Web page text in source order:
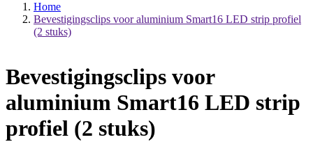
Home
Bevestigingsclips voor aluminium Smart16 LED strip profiel
(2 stuks)
Bevestigingsclips voor
aluminium Smart16 LED strip
profiel (2 stuks)